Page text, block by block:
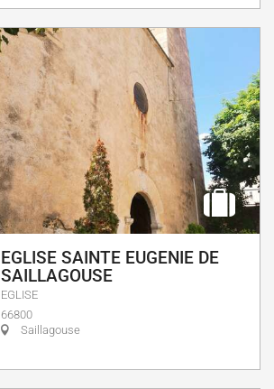
EGLISE SAINTE EUGENIE DE
SAILLAGOUSE
EGLISE
66800
Saillagouse